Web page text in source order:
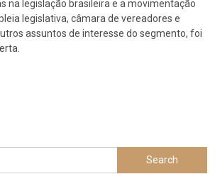
na legislação brasileira e a movimentação
legislativa, câmara de vereadores e
assuntos de interesse do segmento, foi